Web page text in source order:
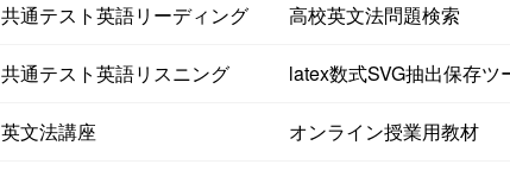
共通テスト英語リーディング
共通テスト英語リスニング
英文法講座
高校英文法問題検索
latex数式SVG抽出保存ツ
オンライン授業用教材